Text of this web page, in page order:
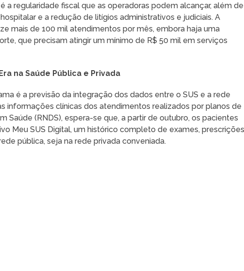
a regularidade fiscal que as operadoras podem alcançar, além de
e a redução de litígios administrativos e judiciais. A
mais de 100 mil atendimentos por mês, embora haja uma
que precisam atingir um mínimo de R$ 50 mil em serviços
na Saúde Pública e Privada
é a previsão da integração dos dados entre o SUS e a rede
informações clínicas dos atendimentos realizados por planos de
Saúde (RNDS), espera-se que, a partir de outubro, os pacientes
Meu SUS Digital, um histórico completo de exames,
pública, seja na rede privada conveniada.